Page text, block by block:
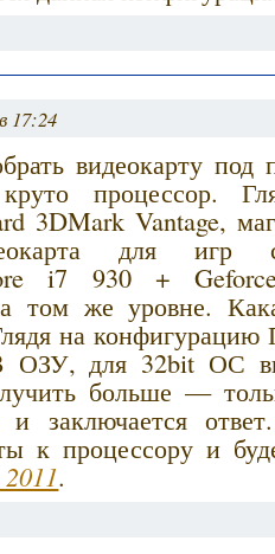
17:24
видеокарту под
процессор.
3DMark Vantage,
для игр
i7 930 +
том же уровне.
на
ОЗУ, для 32bit ОС
больше —
и заключается
к процессору и
.